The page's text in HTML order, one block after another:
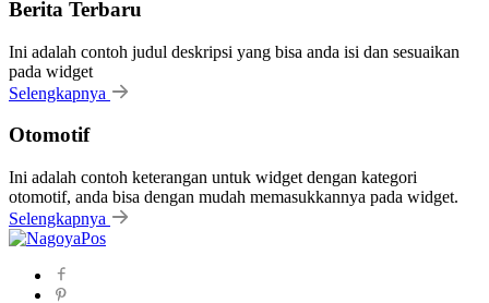
Berita Terbaru
Ini adalah contoh judul deskripsi yang bisa anda isi dan sesuaikan
pada widget
Selengkapnya
Otomotif
Ini adalah contoh keterangan untuk widget dengan kategori
otomotif, anda bisa dengan mudah memasukkannya pada widget.
Selengkapnya